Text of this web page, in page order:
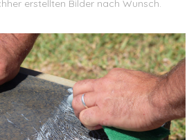
erstellten Bilder nach Wunsch.